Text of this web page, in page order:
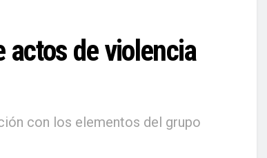
actos de violencia
con los elementos del grupo